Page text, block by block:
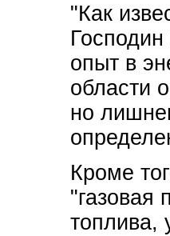
"Как
опыт в
области
но
Кроме
топлива,